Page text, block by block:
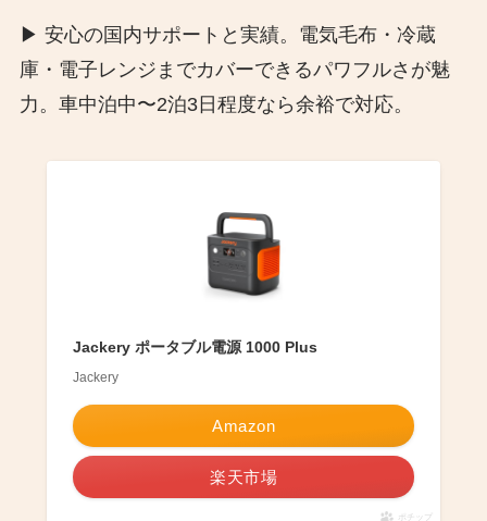
▶︎ 安心の国内サポートと実績。電気毛布・冷蔵
庫・電子レンジまでカバーできるパワフルさが魅
力。車中泊中〜2泊3日程度なら余裕で対応。
Jackery ポータブル電源 1000 Plus
Jackery
Amazon
楽天市場
ポチップ